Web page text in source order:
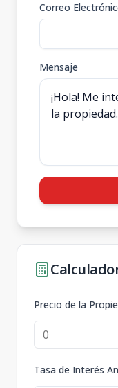
Correo
Mensaje
Precio de la
Tasa de Interés